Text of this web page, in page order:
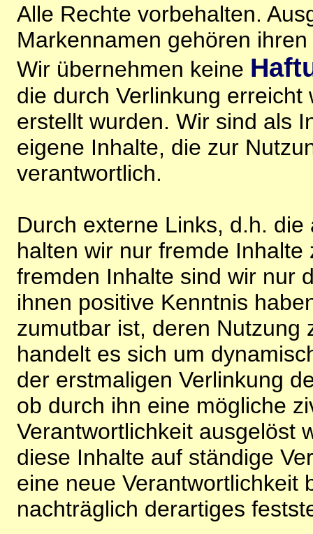
Alle Rechte vorbehalten.
Markennamen gehören
Wir übernehmen keine
die durch Verlinkung
erstellt wurden. Wir sind als
eigene Inhalte, die zur
verantwortlich.
Durch externe Links, d.h.
halten wir nur fremde
fremden Inhalte sind wir nur
ihnen positive Kenntnis
zumutbar ist, deren Nutzung
handelt es sich um
der erstmaligen Verlinkung
ob durch ihn eine mögliche
Verantwortlichkeit ausgelöst
diese Inhalte auf ständige
eine neue Verantwortlichkeit
nachträglich derartiges